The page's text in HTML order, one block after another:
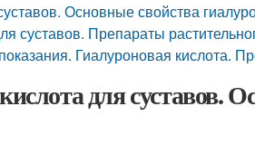
Основные свойства
суставов. Препараты
Гиалуроновая кислота.
для суставов.